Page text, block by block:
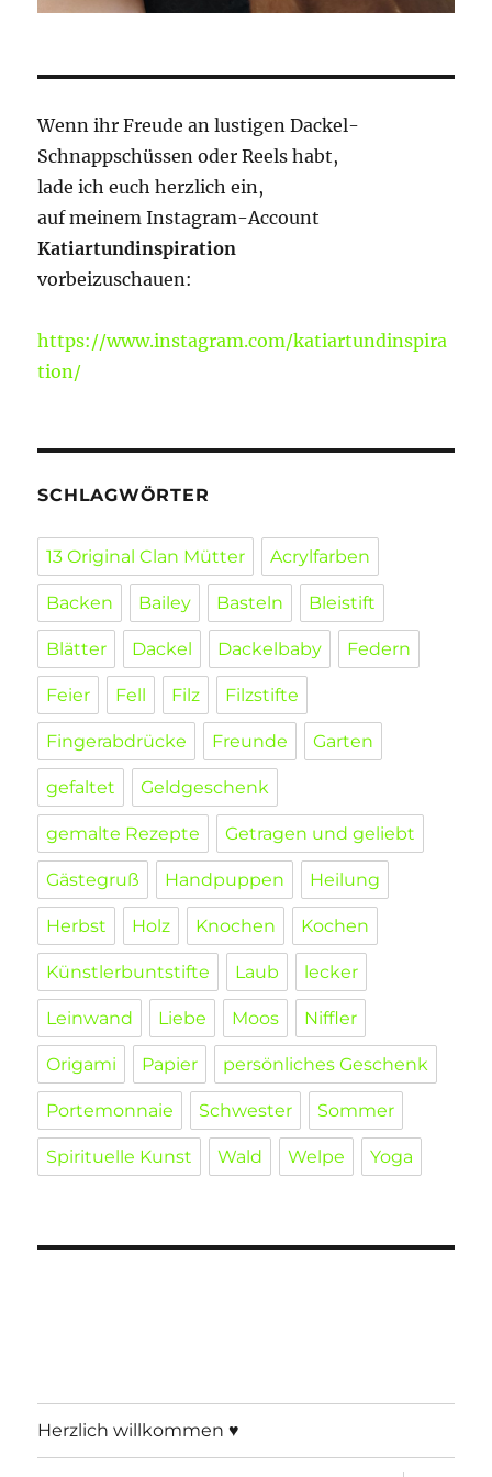
Wenn ihr Freude an lustigen Dackel-
Schnappschüssen oder Reels habt,
lade ich euch herzlich ein,
auf meinem Instagram-Account
Katiartundinspiration
vorbeizuschauen:
https://www.instagram.com/katiartundinspira
tion/
SCHLAGWÖRTER
13 Original Clan Mütter Acrylfarben
Backen Bailey Basteln Bleistift
Blätter Dackel Dackelbaby Federn
Feier Fell Filz Filzstifte
Fingerabdrücke Freunde Garten
gefaltet Geldgeschenk
gemalte Rezepte Getragen und geliebt
Gästegruß Handpuppen Heilung
Herbst Holz Knochen Kochen
Künstlerbuntstifte Laub lecker
Leinwand Liebe Moos Niffler
Origami Papier persönliches Geschenk
Portemonnaie Schwester Sommer
Spirituelle Kunst Wald Welpe Yoga
Herzlich willkommen ♥